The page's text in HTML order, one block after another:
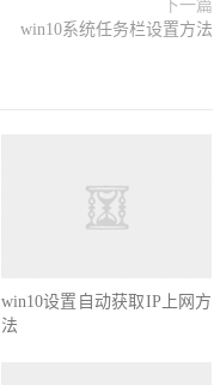
下一篇
win10系统任务栏设置方法
win10设置自动获取IP上网方
法